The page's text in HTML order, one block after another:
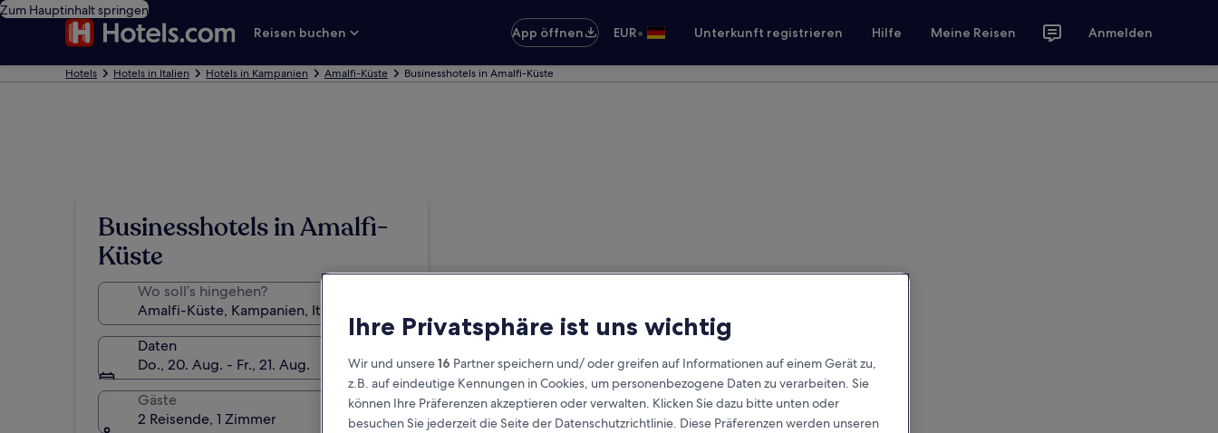
Zum Hauptinhalt springen
Reisen buchen
App öffnen EUR• Unterkunft registrieren Hilfe Meine Reisen Anmelden
Hotels Hotels in Italien Hotels in Kampanien Amalfi-Küste Businesshotels in Amalfi-Küste
Businesshotels in Amalfi-
Küste
Wo soll’s hingehen?
Daten
Do., 20. Aug. - Fr., 21. Aug.
Gäste
2 Reisende, 1 Zimmer
Ihre Privatsphäre ist uns wichtig
Wir und unsere16 Partner speichern und/ oder greifen auf Informationen auf einem Gerät zu,
z.B. auf eindeutige Kennungen in Cookies, um personenbezogene Daten zu verarbeiten. Sie
können Ihre Präferenzen akzeptieren oder verwalten. Klicken Sie dazu bitte unten oder
besuchen Sie jederzeit die Seite der Datenschutzrichtlinie. Diese Präferenzen werden unseren